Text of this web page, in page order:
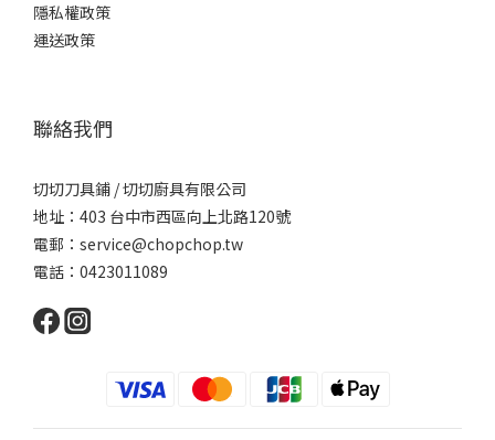
隱私權政策
運送政策
聯絡我們
切切刀具鋪 / 切切廚具有限公司
地址：403 台中市西區向上北路120號
電郵：service@chopchop.tw
電話：0423011089